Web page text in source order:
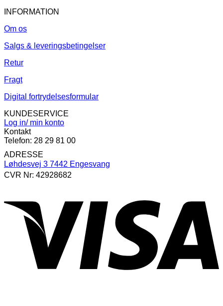
INFORMATION
Om os
Salgs & leveringsbetingelser
Retur
Fragt
Digital fortrydelsesformular
KUNDESERVICE
Log in/ min konto
Kontakt
Telefon: 28 29 81 00
ADRESSE
Løhdesvej 3 7442 Engesvang
CVR Nr: 42928682